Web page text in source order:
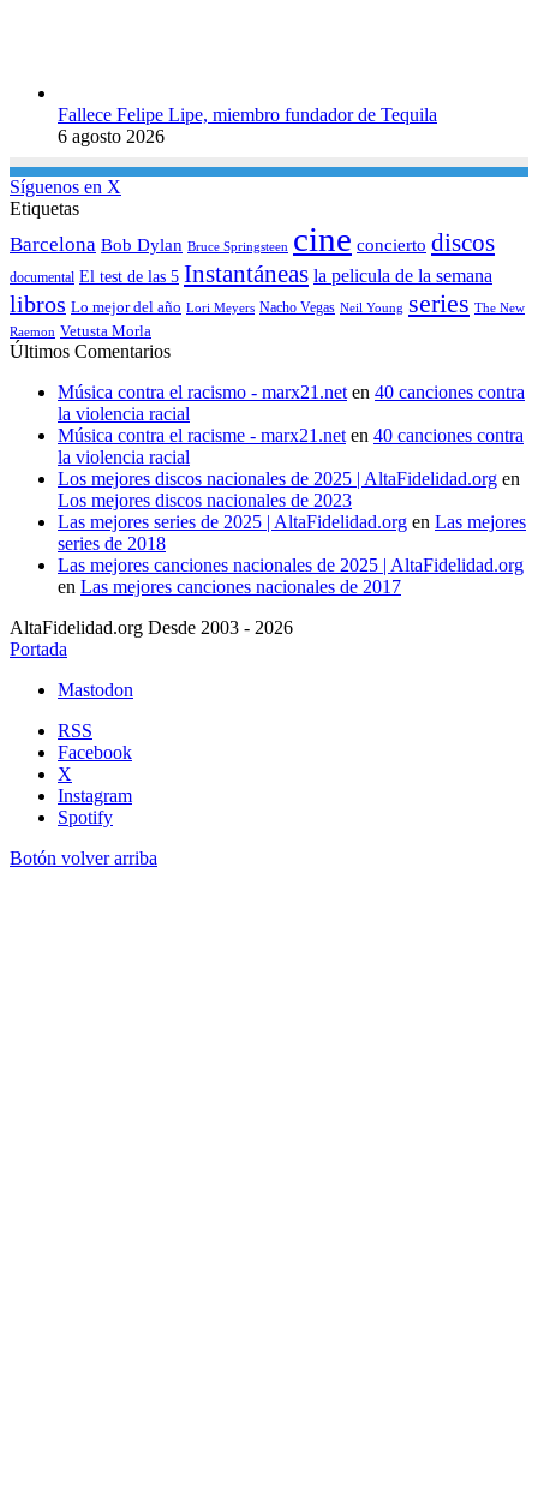
Fallece Felipe Lipe, miembro fundador de Tequila
6 agosto 2026
Síguenos en X
Etiquetas
Barcelona Bob Dylan Bruce Springsteen cine concierto discos
documental El test de las 5 Instantáneas la pelicula de la semana
libros Lo mejor del año Lori Meyers Nacho Vegas Neil Young series The New
Raemon Vetusta Morla
Últimos Comentarios
Música contra el racismo - marx21.net en 40 canciones contra
la violencia racial
Música contra el racisme - marx21.net en 40 canciones contra
la violencia racial
Los mejores discos nacionales de 2025 | AltaFidelidad.org en
Los mejores discos nacionales de 2023
Las mejores series de 2025 | AltaFidelidad.org en Las mejores
series de 2018
Las mejores canciones nacionales de 2025 | AltaFidelidad.org
en Las mejores canciones nacionales de 2017
AltaFidelidad.org Desde 2003 - 2026
Portada
Mastodon
RSS
Facebook
X
Instagram
Spotify
Botón volver arriba